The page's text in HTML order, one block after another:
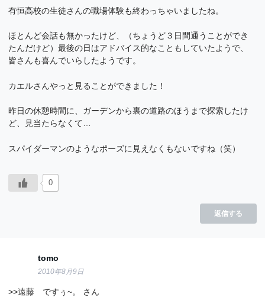
有恒高校の生徒さんの職場体験も終わっちゃいましたね。
ほとんど会話も無かったけど、（ちょうど３日間通うことができ
たんだけど）最後の日はアドバイス的なこともしていたようで、
皆さんも喜んでいらしたようです。
カエルさんやっと見ることができました！
昨日の休憩時間に、ガーデンから裏の道路のほうまで探索したけ
ど、見当たらなくて…
スパイダーマンのようなポーズに見えなくもないですね（笑）
0
返信する
tomo
2010年8月9日
>>遠藤 ですぅ~。 さん